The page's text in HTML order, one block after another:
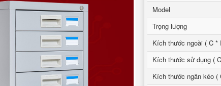
Model
Trọng lượng
Kích thước ngoài ( C *
Kích thước sử dụng (
Kích thước ngăn kéo (